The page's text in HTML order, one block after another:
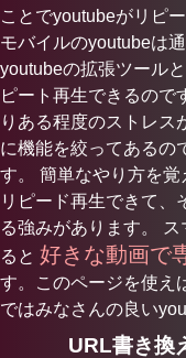
ことでyoutubeがリピ
モバイルのyoutubeは
youtubeの拡張ツール
ピート再生できるので
りある程度のストレス
に機能を絞ってあるの
す。 簡単なやり方を
リピード再生できて、
る強みがあります。
ると 好きな動画で
す。このページを使え
ではみなさんの良い
URL書き換